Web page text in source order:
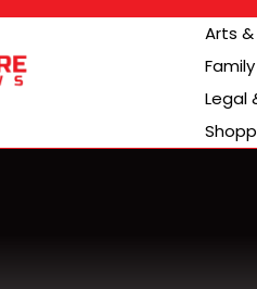
Arts
Legal